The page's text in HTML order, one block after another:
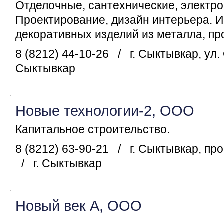
Отделочные, сантехнические,
Проектирование, дизайн интерьера.
декоративных изделий из металла,
8 (8212) 44-10-26
/
г. Сыктывкар,
Сыктывкар
Новые технологии-2, ООО
Капитальное строительство.
8 (8212) 63-90-21
/
г. Сыктывкар,
/
г. Сыктывкар
Новый век А, ООО